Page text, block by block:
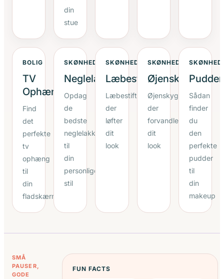
din
stue
BOLIG
TV
Ophæng
Find
det
perfekte
tv
ophæng
til
din
fladskærm
SKØNHED
Neglelak
Opdag
de
bedste
neglelakker
til
din
personlige
stil
SKØNHED
Læbestift
Læbestift
der
løfter
dit
look
SKØNHED
Øjenskygge
Øjenskygge
der
forvandler
dit
look
SKØNHED
Pudder
Sådan
finder
du
den
perfekte
pudder
til
din
makeup
SMÅ
PAUSER,
GODE
FUN FACTS